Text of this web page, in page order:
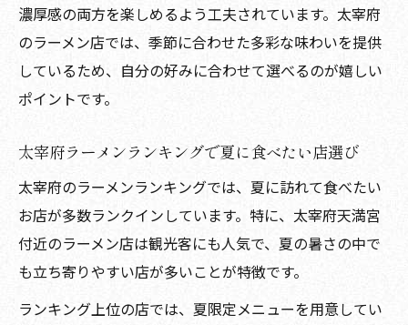
濃厚感の両方を楽しめるよう工夫されています。太宰府
のラーメン店では、季節に合わせた多彩な味わいを提供
しているため、自分の好みに合わせて選べるのが嬉しい
ポイントです。
太宰府ラーメンランキングで夏に食べたい店選び
太宰府のラーメンランキングでは、夏に訪れて食べたい
お店が多数ランクインしています。特に、太宰府天満宮
付近のラーメン店は観光客にも人気で、夏の暑さの中で
も立ち寄りやすい店が多いことが特徴です。
ランキング上位の店では、夏限定メニューを用意してい